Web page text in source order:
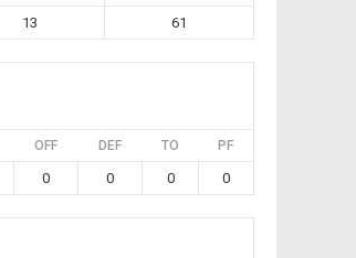
13 61
OFF DEF TO PF
0 0 0 0